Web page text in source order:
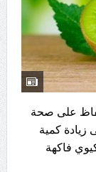
على صحة
زيادة كمية
فاكهة